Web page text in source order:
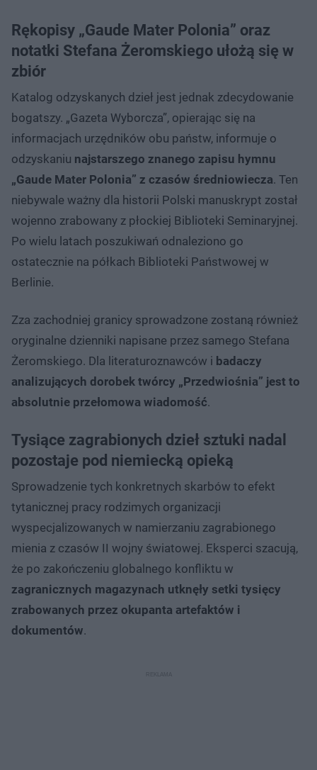
Rękopisy „Gaude Mater Polonia” oraz
notatki Stefana Żeromskiego ułożą się w
zbiór
Katalog odzyskanych dzieł jest jednak zdecydowanie
bogatszy. „Gazeta Wyborcza”, opierając się na
informacjach urzędników obu państw, informuje o
odzyskaniu najstarszego znanego zapisu hymnu
„Gaude Mater Polonia” z czasów średniowiecza. Ten
niebywale ważny dla historii Polski manuskrypt został
wojenno zrabowany z płockiej Biblioteki Seminaryjnej.
Po wielu latach poszukiwań odnaleziono go
ostatecznie na półkach Biblioteki Państwowej w
Berlinie.
Zza zachodniej granicy sprowadzone zostaną również
oryginalne dzienniki napisane przez samego Stefana
Żeromskiego. Dla literaturoznawców i badaczy
analizujących dorobek twórcy „Przedwiośnia” jest to
absolutnie przełomowa wiadomość.
Tysiące zagrabionych dzieł sztuki nadal
pozostaje pod niemiecką opieką
Sprowadzenie tych konkretnych skarbów to efekt
tytanicznej pracy rodzimych organizacji
wyspecjalizowanych w namierzaniu zagrabionego
mienia z czasów II wojny światowej. Eksperci szacują,
że po zakończeniu globalnego konfliktu w
zagranicznych magazynach utknęły setki tysięcy
zrabowanych przez okupanta artefaktów i
dokumentów.